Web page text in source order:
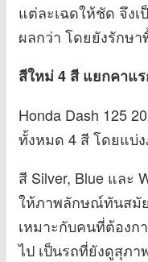
แต่ละเฉดให้ชัด จึง
ผลกว่า โดยยังรักษ
สีใหม่ 4 สี แยกคาแ
Honda Dash 125
ทั้งหมด 4 สี โดยแบ่
สี Silver, Blue และ
ให้ภาพลักษณ์ทันสมั
เหมาะกับคนที่ต้องก
ไป เป็นรถที่ยังดูสุภ